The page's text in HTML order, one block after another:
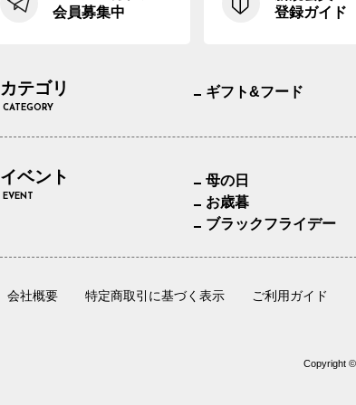
会員募集中
登録ガイド
カテゴリ
CATEGORY
ギフト&フード
イベント
EVENT
母の日
お歳暮
ブラックフライデー
会社概要 特定商取引に基づく表示 ご利用ガイド
Copyright ©